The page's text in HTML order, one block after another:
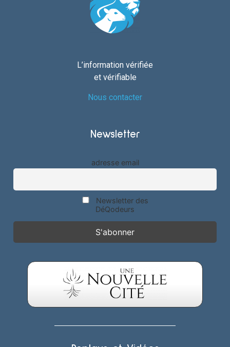
L’information vérifiée
et vérifiable
Nous contacter
Newsletter
adresse email
Newsletter des
DéQodeurs